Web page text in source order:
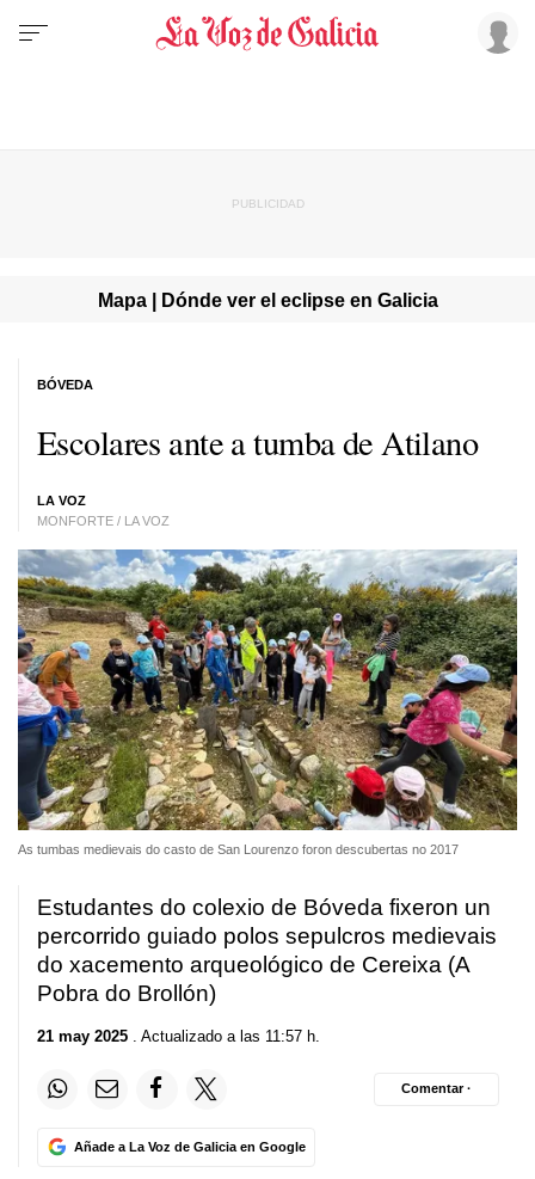
Mapa | Dónde ver el eclipse en Galicia
Escolares ante a tumba de Atilano
LA VOZ
MONFORTE / LA VOZ
BÓVEDA
As tumbas medievais do casto de San Lourenzo foron descubertas no 2017
Estudantes do colexio de Bóveda fixeron un
percorrido guiado polos sepulcros medievais
do xacemento arqueológico de Cereixa (A
Pobra do Brollón)
21 may 2025 . Actualizado a las 11:57 h.
Añade a La Voz de Galicia en Google
Comentar ·